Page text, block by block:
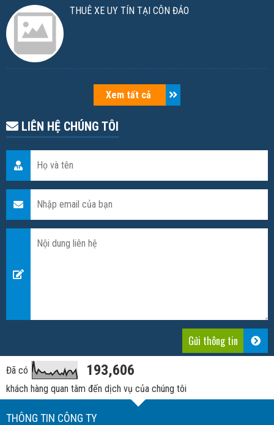
THUÊ XE UY TÍN TẠI CÔN ĐẢO
Xem tất cả
LIÊN HỆ CHÚNG TÔI
Đã có 193,606
khách hàng quan tâm đến dịch vụ của chúng tôi
THÔNG TIN CÔNG TY